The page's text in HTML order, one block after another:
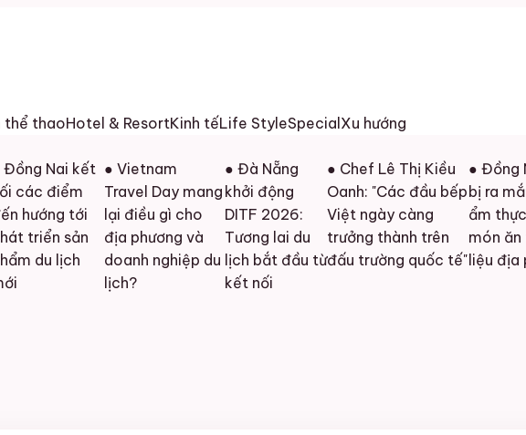
thể thaoHotel & ResortKinh tếLife StyleSpecial Xu hướng
Đồng Nai kết
các điểm
hướng tới
triển sản
du lịch
● Vietnam
Travel Day mang
lại điều gì cho
địa phương và
doanh nghiệp du
lịch?
● Đà Nẵng
khởi động
DITF 2026:
Tương lai du
lịch bắt đầu từ
kết nối
● Chef Lê Thị Kiều
Oanh: "Các đầu bếp
Việt ngày càng
trưởng thành trên
đấu trường quốc tế"
● Đồng
bị ra
ẩm
món ăn
liệu địa